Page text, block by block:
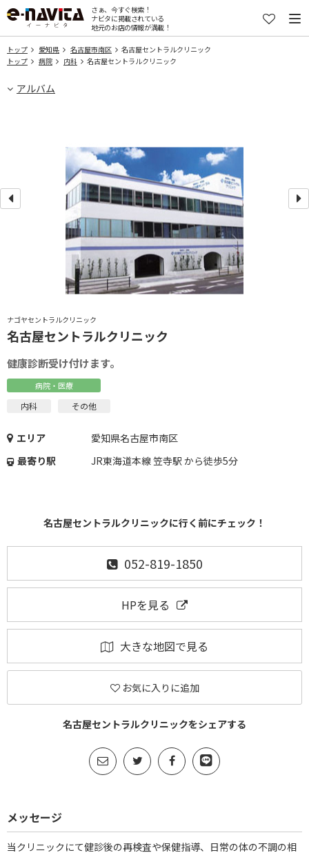
さぁ、今すぐ検索！
ナビタに掲載されている
地元のお店の情報が満載！
トップ 愛知県 名古屋市南区
名古屋セントラルクリニック
トップ
病院 内科 名古屋セントラルクリニック
アルバム
ナゴヤセントラルクリニック
名古屋セントラルクリニック
健康診断受け付けます。
病院・医療
内科 その他
エリア
愛知県名古屋市南区
最寄り駅
JR東海道本線 笠寺駅 から徒歩5分
名古屋セントラルクリニックに行く前にチェック！
052-819-1850
HPを見る
大きな地図で見る
お気に入りに追加
名古屋セントラルクリニックをシェアする
メッセージ
当クリニックにて健診後の再検査や保健指導、日常の体の不調の相